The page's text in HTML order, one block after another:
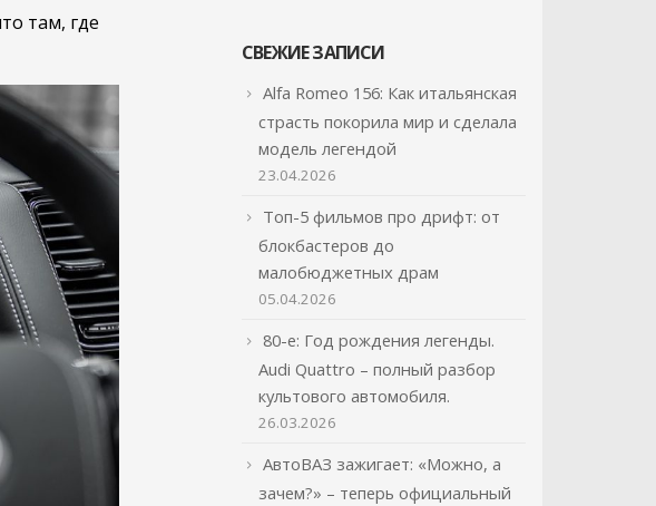
там, где
СВЕЖИЕ ЗАПИСИ
Alfa Romeo 156: Как итальянская
страсть покорила мир и сделала
модель легендой
23.04.2026
Топ-5 фильмов про дрифт: от
блокбастеров до
малобюджетных драм
05.04.2026
80-е: Год рождения легенды.
Audi Quattro – полный разбор
культового автомобиля.
26.03.2026
АвтоВАЗ зажигает: «Можно, а
зачем?» – теперь официальный